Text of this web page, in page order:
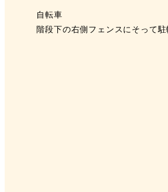
自転車
階段下の右側フェンスにそって駐